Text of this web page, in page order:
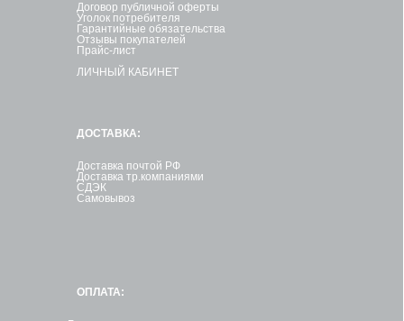
Договор публичной оферты
Уголок потребителя
Гарантийные обязательства
Отзывы покупателей
Прайс-лист
ЛИЧНЫЙ КАБИНЕТ
ДОСТАВКА:
Доставка почтой РФ
Доставка тр.компаниями
СДЭК
Самовывоз
ОПЛАТА: